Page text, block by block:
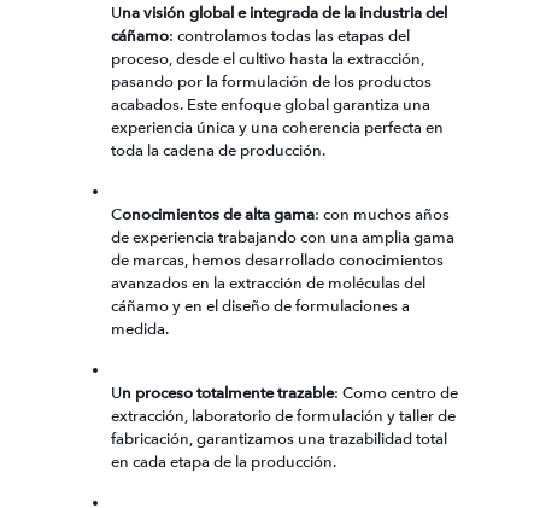
Una visión global e integrada de la industria del
cáñamo: controlamos todas las etapas del
proceso, desde el cultivo hasta la extracción,
pasando por la formulación de los productos
acabados. Este enfoque global garantiza una
experiencia única y una coherencia perfecta en
toda la cadena de producción.
Conocimientos de alta gama: con muchos años
de experiencia trabajando con una amplia gama
de marcas, hemos desarrollado conocimientos
avanzados en la extracción de moléculas del
cáñamo y en el diseño de formulaciones a
medida.
Un proceso totalmente trazable: Como centro de
extracción, laboratorio de formulación y taller de
fabricación, garantizamos una trazabilidad total
en cada etapa de la producción.